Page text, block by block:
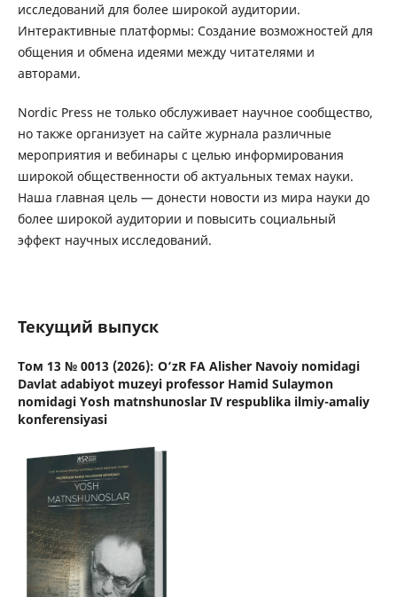
исследований для более широкой аудитории.
Интерактивные платформы: Создание возможностей для
общения и обмена идеями между читателями и
авторами.
Nordic Press не только обслуживает научное сообщество,
но также организует на сайте журнала различные
мероприятия и вебинары с целью информирования
широкой общественности об актуальных темах науки.
Наша главная цель — донести новости из мира науки до
более широкой аудитории и повысить социальный
эффект научных исследований.
Текущий выпуск
Том 13 № 0013 (2026): O‘zR FA Alisher Navoiy nomidagi
Davlat adabiyot muzeyi professor Hamid Sulaymon
nomidagi Yosh matnshunoslar IV respublika ilmiy-amaliy
konferensiyasi